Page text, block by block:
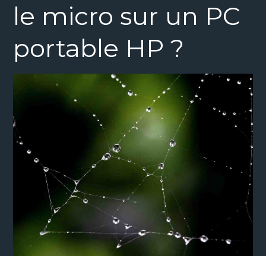
le micro sur un PC
portable HP ?